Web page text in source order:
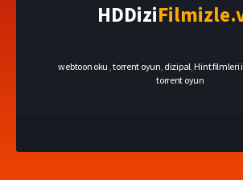
HDDizi
webtoon oku ,torrent oyun dizipal Hint filmleri
torrent oyun